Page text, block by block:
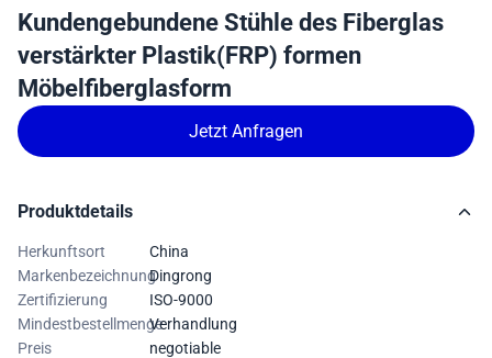
Kundengebundene Stühle des Fiberglas
verstärkter Plastik(FRP) formen
Möbelfiberglasform
Jetzt Anfragen
Produktdetails
Herkunftsort
China
MarkenbezeichnungDingrong
Zertifizierung
ISO-9000
MindestbestellmengeVerhandlung
Preis
negotiable